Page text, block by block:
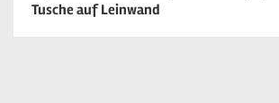
Tusche auf Leinwand